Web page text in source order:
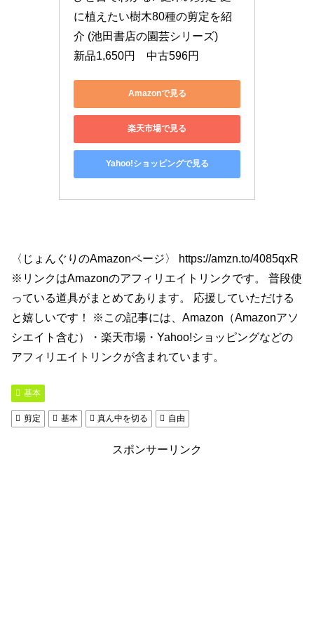
に植えたい樹木80種の剪定を紹
介 (池田書店の園芸シリーズ)
新品1,650円　中古596円
Amazonで見る
楽天市場で見る
Yahoo!ショッピングで見る
〈じょんぐりのAmazonページ〉 https://amzn.to/4085qxR
※リンクはAmazonのアフィリエイトリンクです。 普段使
っている道具がまとめてあります。 応援していただける
と嬉しいです！ ※この記事には、Amazon（Amazonアソ
シエイト含む）・楽天市場・Yahoo!ショッピングなどの
アフィリエイトリンクが含まれています。
基本
剪定 基本 真ん中を切る 自由
スポンサーリンク